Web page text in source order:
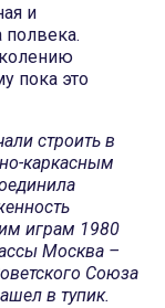
и
полвека.
пока это
строить в
каркасным
играм 1980
Москва –
Союза
в тупик.